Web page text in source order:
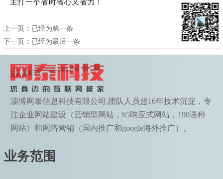
上一页：已经为第一条
下一页：已经为最后一条
淄博网泰信息科技有限公司,团队人员超16年技术沉淀，专
注企业网站建设（营销型网站，h5响应式网站，190语种
网站）和网络营销（国内推广和google海外推广）。
业务范围